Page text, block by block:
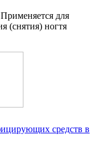
для
(снятия) ногтя
средств в